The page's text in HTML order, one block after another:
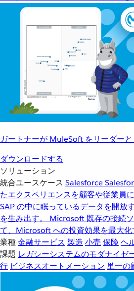
ガートナーが MuleSoft をリーダー
ダウンロードする
ソリューション
統合ユースケース Salesforce
たエクスペリエンスを顧客や従業員
SAP の中に眠っているデータを開放
を生み出す。
Microsoft 既存の接続
て、Microsoft への投資効果を最大化
業種金融サービス 製造 小売 保険 ヘ
課題 レガシーシステムのモダナイゼ
行 ビジネスオートメーション 単一の